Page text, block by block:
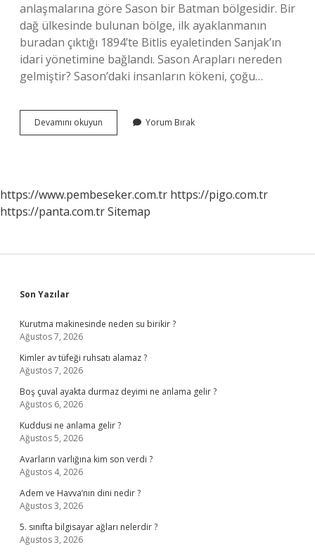
anlaşmalarına göre Sason bir Batman bölgesidir. Bir
dağ ülkesinde bulunan bölge, ilk ayaklanmanın
buradan çıktığı 1894’te Bitlis eyaletinden Sanjak’ın
idari yönetimine bağlandı. Sason Arapları nereden
gelmiştir? Sason’daki insanların kökeni, çoğu…
Devamını okuyun
Eskiden
Yorum Bırak
https://www.pembeseker.com.tr https://pigo.com.tr
https://panta.com.trSitemap
Sidebar
Son Yazılar
Kurutma makinesinde neden su birikir ?
Ağustos 7, 2026
Kimler av tüfeği ruhsatı alamaz ?
Ağustos 7, 2026
Boş çuval ayakta durmaz deyimi ne anlama gelir ?
Ağustos 6, 2026
Kuddusi ne anlama gelir ?
Ağustos 5, 2026
Avarların varlığına kim son verdi ?
Ağustos 4, 2026
Adem ve Havva’nın dini nedir ?
Ağustos 3, 2026
5. sınıfta bilgisayar ağları nelerdir ?
Ağustos 3, 2026